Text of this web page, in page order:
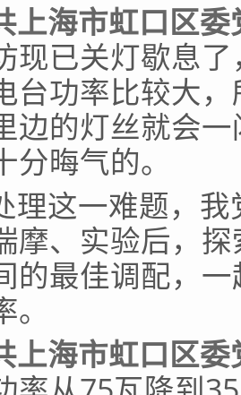
海市虹口区委
现已关灯歇息
台功率比较大
边的灯丝就会
晦气的。
这一难题，我
摩、实验后，
的最佳调配，
海市虹口区委